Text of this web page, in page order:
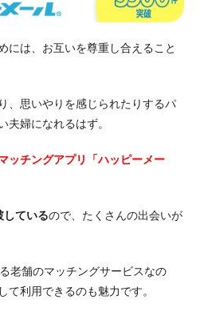
には、お互いを尊重し合えること
、思いやりを感じられたりするパ
夫婦になれるはず。
ッチングアプリ「ハッピーメー
しているので、たくさんの出会いが
老舗のマッチングサービスなの
て利用できるのも魅力です。